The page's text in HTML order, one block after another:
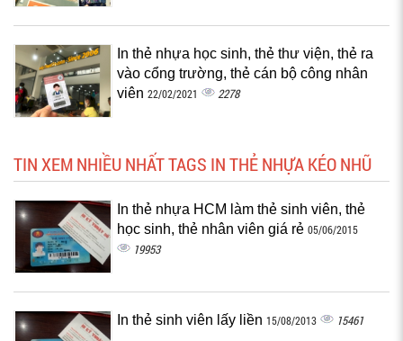
In thẻ nhựa học sinh, thẻ thư viện, thẻ ra
vào cổng trường, thẻ cán bộ công nhân
viên 22/02/2021 2278
TIN XEM NHIỀU NHẤT TAGS IN THẺ NHỰA KÉO NHŨ
In thẻ nhựa HCM làm thẻ sinh viên, thẻ
học sinh, thẻ nhân viên giá rẻ 05/06/2015
19953
In thẻ sinh viên lấy liền 15/08/2013 15461